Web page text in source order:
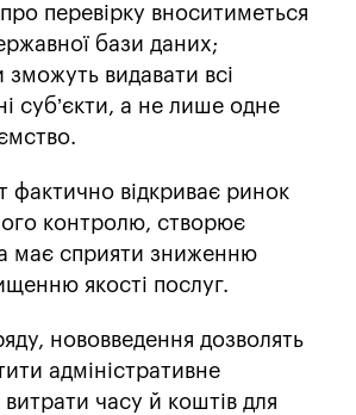
перевірку вноситиметься
бази даних;
зможуть видавати всі
суб’єкти, а не лише одне
фактично відкриває ринок
контролю, створює
має сприяти зниженню
якості послуг.
нововведення дозволять
адміністративне
часу й коштів для